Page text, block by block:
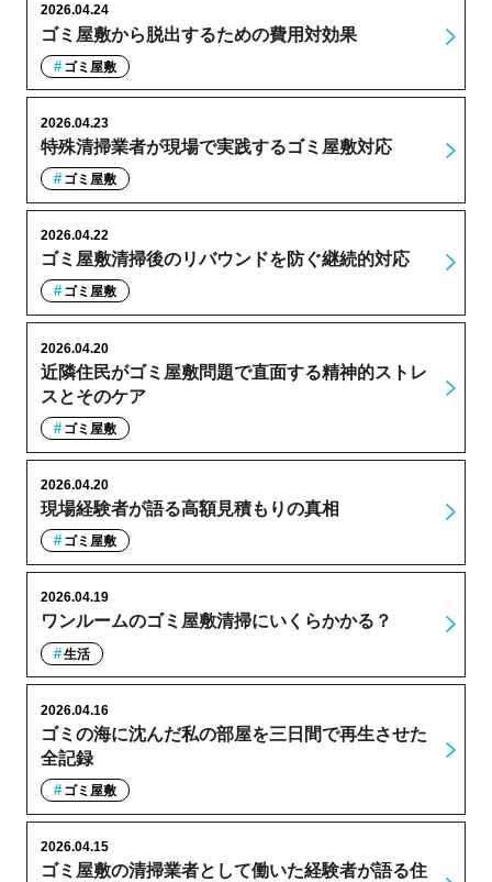
ゴミ屋敷から脱出するための費用対効果
2026.04.24
ゴミ屋敷
特殊清掃業者が現場で実践するゴミ屋敷対応
2026.04.23
ゴミ屋敷
ゴミ屋敷清掃後のリバウンドを防ぐ継続的対応
2026.04.22
ゴミ屋敷
近隣住民がゴミ屋敷問題で直面する精神的ストレ
スとそのケア
2026.04.20
ゴミ屋敷
現場経験者が語る高額見積もりの真相
2026.04.20
ゴミ屋敷
ワンルームのゴミ屋敷清掃にいくらかかる？
2026.04.19
生活
ゴミの海に沈んだ私の部屋を三日間で再生させた
全記録
2026.04.16
ゴミ屋敷
ゴミ屋敷の清掃業者として働いた経験者が語る住
2026.04.15